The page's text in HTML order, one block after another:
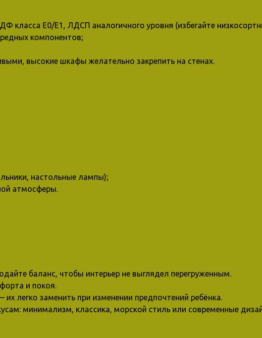
класса E0/E1, ЛДСП аналогичного уровня (избегайте
компонентов;
высокие шкафы желательно закрепить на стенах.
настольные лампы);
атмосферы.
баланс, чтобы интерьер не выглядел перегруженным.
и покоя.
легко заменить при изменении предпочтений ребёнка.
минимализм, классика, морской стиль или современные